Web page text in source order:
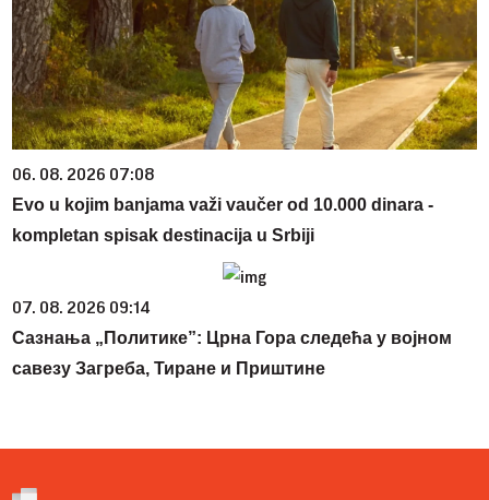
06. 08. 2026 07:08
Evo u kojim banjama važi vaučer od 10.000 dinara -
kompletan spisak destinacija u Srbiji
07. 08. 2026 09:14
Сазнања „Политике”: Црна Гора следећа у војном
савезу Загреба, Тиране и Приштине